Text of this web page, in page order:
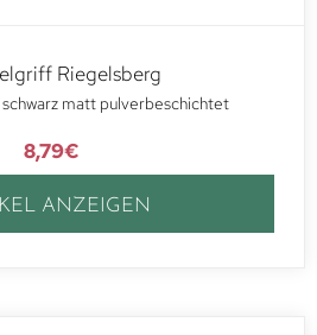
Riegelsberg
schwarz matt pulverbeschichtet
8,79€
ANZEIGEN